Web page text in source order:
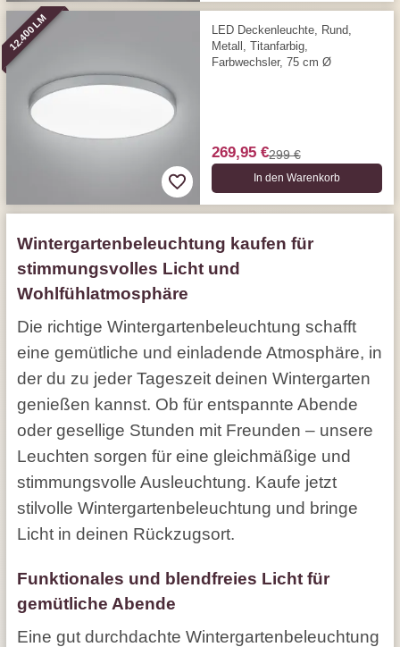
12.400 LM
LED Deckenleuchte, Rund,
Metall, Titanfarbig,
Farbwechsler, 75 cm Ø
269,95 €299 €
In den Warenkorb
Wintergartenbeleuchtung kaufen für
stimmungsvolles Licht und
Wohlfühlatmosphäre
Die richtige Wintergartenbeleuchtung schafft
eine gemütliche und einladende Atmosphäre, in
der du zu jeder Tageszeit deinen Wintergarten
genießen kannst. Ob für entspannte Abende
oder gesellige Stunden mit Freunden – unsere
Leuchten sorgen für eine gleichmäßige und
stimmungsvolle Ausleuchtung. Kaufe jetzt
stilvolle Wintergartenbeleuchtung und bringe
Licht in deinen Rückzugsort.
Funktionales und blendfreies Licht für
gemütliche Abende
Eine gut durchdachte Wintergartenbeleuchtung